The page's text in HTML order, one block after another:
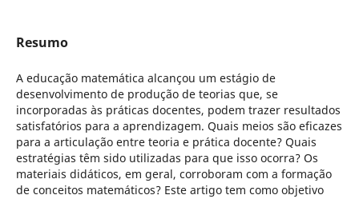
Resumo
A educação matemática alcançou um estágio de
desenvolvimento de produção de teorias que, se
incorporadas às práticas docentes, podem trazer resultados
satisfatórios para a aprendizagem. Quais meios são eficazes
para a articulação entre teoria e prática docente? Quais
estratégias têm sido utilizadas para que isso ocorra? Os
materiais didáticos, em geral, corroboram com a formação
de conceitos matemáticos? Este artigo tem como objetivo